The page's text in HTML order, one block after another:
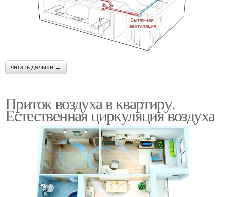
читать дальше →
Приток воздуха в квартиру.
Естественная циркуляция воздуха